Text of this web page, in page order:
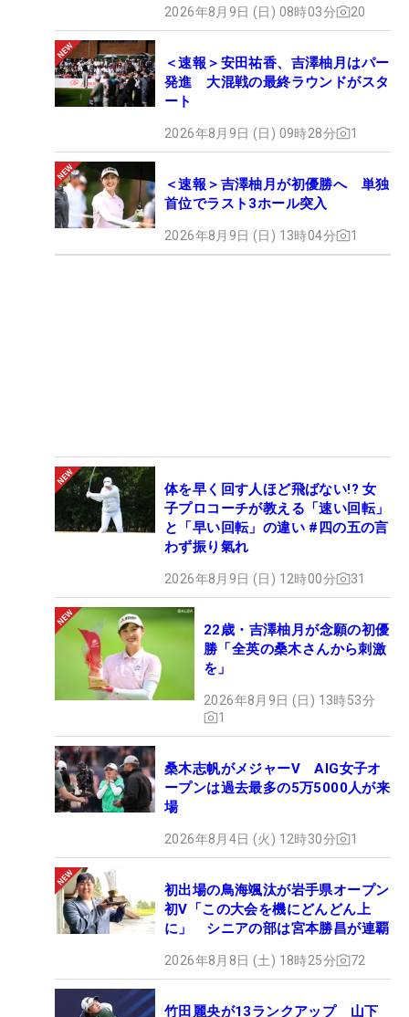
2026年8月9日 (日) 08時03分 20
＜速報＞安田祐香、吉澤柚月はパー
発進 大混戦の最終ラウンドがスタ
ート
2026年8月9日 (日) 09時28分 1
＜速報＞吉澤柚月が初優勝へ 単独
首位でラスト3ホール突入
2026年8月9日 (日) 13時04分 1
体を早く回す人ほど飛ばない!? 女
子プロコーチが教える「速い回転」
と「早い回転」の違い #四の五の言
わず振り氣れ
2026年8月9日 (日) 12時00分 31
22歳・吉澤柚月が念願の初優
勝「全英の桑木さんから刺激
を」
2026年8月9日 (日) 13時53分
1
桑木志帆がメジャーV AIG女子オ
ープンは過去最多の5万5000人が来
場
2026年8月4日 (火) 12時30分 1
初出場の鳥海颯汰が岩手県オープン
初V「この大会を機にどんどん上
に」 シニアの部は宮本勝昌が連覇
2026年8月8日 (土) 18時25分 72
竹田麗央が13ランクアップ 山下